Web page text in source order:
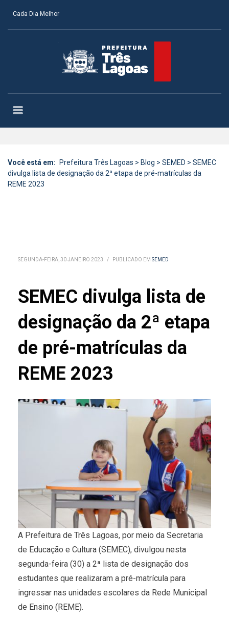
Cada Dia Melhor
Você está em: Prefeitura Três Lagoas > Blog > SEMED > SEMEC
divulga lista de designação da 2ª etapa de pré-matrículas da
REME 2023
SEGUNDA-FEIRA, 30 JANEIRO 2023 / PUBLICADO EM SEMED
SEMEC divulga lista de
designação da 2ª etapa
de pré-matrículas da
REME 2023
A Prefeitura de Três Lagoas, por meio da Secretaria
de Educação e Cultura (SEMEC), divulgou nesta
segunda-feira (30) a 2ª lista de designação dos
estudantes que realizaram a pré-matrícula para
ingressar nas unidades escolares da Rede Municipal
de Ensino (REME).